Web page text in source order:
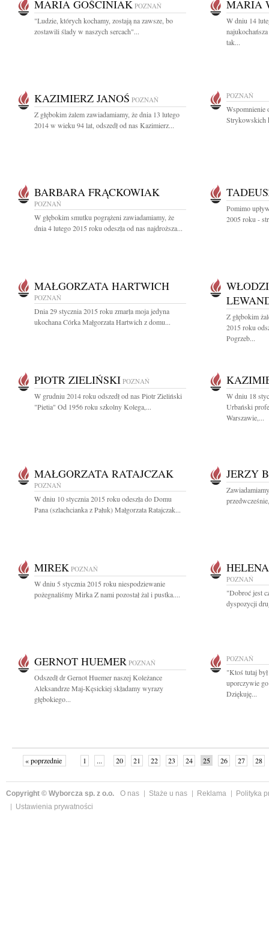
MARIA GOŚCINIAK POZNAŃ
"Ludzie, których kochamy, zostają na zawsze, bo
zostawili ślady w naszych sercach"...
MARIA
W dniu 14
tak...
KAZIMIERZ JANOŚ POZNAŃ
Z głębokim żalem zawiadamiamy, że dnia 13 lutego
2014 w wieku 94 lat, odszedł od nas Kazimierz...
POZNAŃ
Wspomnienie
Strykowskich
BARBARA FRĄCKOWIAK
POZNAŃ
W głębokim smutku pogrążeni zawiadamiamy, że
dnia 4 lutego 2015 roku odeszła od nas najdroższa...
Pomimo
2005 roku -
MAŁGORZATA HARTWICH
POZNAŃ
Dnia 29 stycznia 2015 roku zmarła moja jedyna
ukochana Córka Małgorzata Hartwich z domu...
Z głębokim
2015 roku
Pogrzeb...
PIOTR ZIELIŃSKI POZNAŃ
W grudniu 2014 roku odszedł od nas Piotr Zieliński
"Pietia" Od 1956 roku szkolny Kolega,...
W dniu 18
Urbański
Warszawie,...
MAŁGORZATA RATAJCZAK
POZNAŃ
W dniu 10 stycznia 2015 roku odeszła do Domu
Pana (szlachcianka z Pałuk) Małgorzata Ratajczak...
JERZY
MIREK POZNAŃ
W dniu 5 stycznia 2015 roku niespodziewanie
pożegnaliśmy Mirka Z nami pozostał żal i pustka....
POZNAŃ
"Dobroć jest
dyspozycji
GERNOT HUEMER POZNAŃ
Odszedł dr Gernot Huemer naszej Koleżance
Aleksandrze Maj-Kęsickiej składamy wyrazy
głębokiego...
POZNAŃ
"Ktoś tutaj
uporczywie
Dziękuję...
« poprzednie 1 ... 20 21 22 23 24 25 26 27
28
Copyright © Wyborcza sp. z o.o. O nas Staże u nas Reklama
Polityka
Ustawienia prywatności